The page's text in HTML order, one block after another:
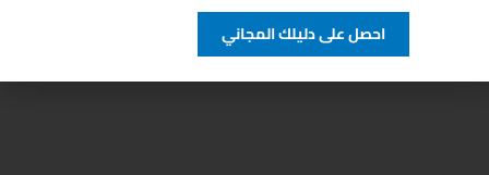
إضافة إلى السلة
احصل على دليلك المجاني